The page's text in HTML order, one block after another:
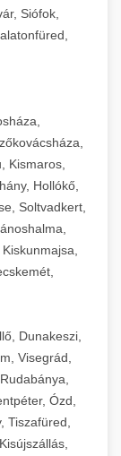
Siófok,
Kismaros,
Hollókő,
Soltvadkert,
Dunakeszi,
Visegrád,
Ózd,
Tiszafüred,